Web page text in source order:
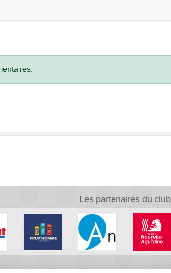
Les partenaires du club